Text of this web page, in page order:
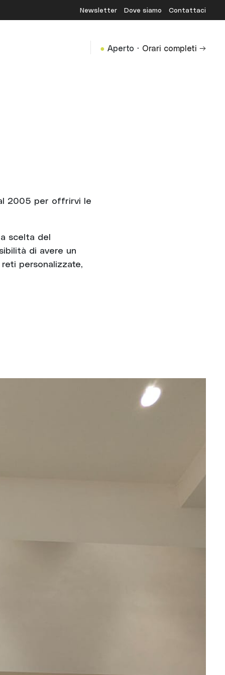
Newsletter Dove siamo Contattaci
● Aperto · Orari completi →
2005 per offrirvi le
scelta del
di avere un
personalizzate,